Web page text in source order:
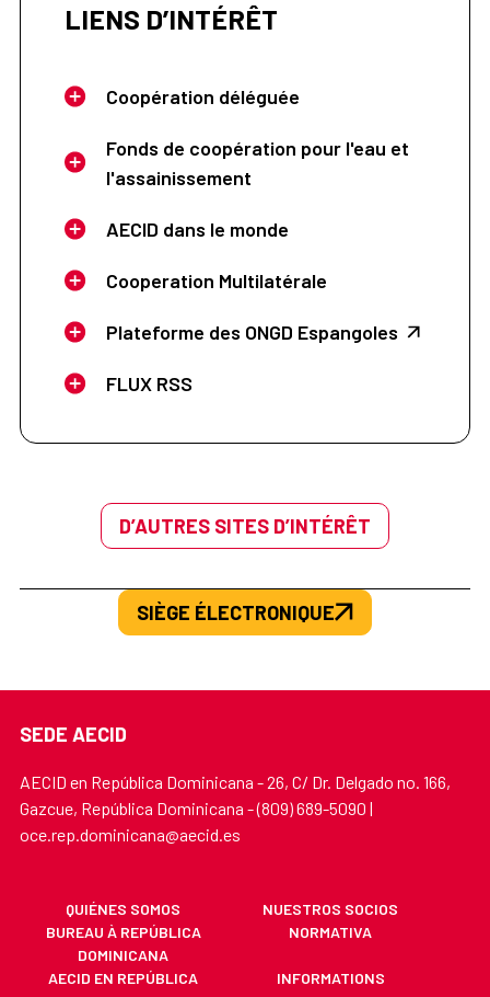
LIENS D’INTÉRÊT
Coopération déléguée
Fonds de coopération pour l'eau et
l'assainissement
AECID dans le monde
Cooperation Multilatérale
Plateforme des ONGD Espangoles
FLUX RSS
D’AUTRES SITES D’INTÉRÊT
SIÈGE ÉLECTRONIQUE
SEDE AECID
AECID en República Dominicana - 26, C/ Dr. Delgado no. 166,
Gazcue, República Dominicana - (809) 689-5090 |
oce.rep.dominicana@aecid.es
QUIÉNES SOMOS
NUESTROS SOCIOS
BUREAU À REPÚBLICA
DOMINICANA
NORMATIVA
AECID EN REPÚBLICA
INFORMATIONS